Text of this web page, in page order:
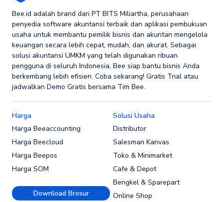
Bee.id adalah brand dari PT BITS Miliartha, perusahaan
penyedia software akuntansi terbaik dan aplikasi pembukuan
usaha untuk membantu pemilik bisnis dan akuntan mengelola
keuangan secara lebih cepat, mudah, dan akurat. Sebagai
solusi akuntansi UMKM yang telah digunakan ribuan
pengguna di seluruh Indonesia, Bee siap bantu bisnis Anda
berkembang lebih efisien. Coba sekarang! Gratis Trial atau
jadwalkan Demo Gratis bersama Tim Bee.
Harga
Harga Beeaccounting
Harga Beecloud
Harga Beepos
Harga SOM
Download Brosur
Solusi Usaha
Distributor
Salesman Kanvas
Toko & Minimarket
Cafe & Depot
Bengkel & Sparepart
Online Shop